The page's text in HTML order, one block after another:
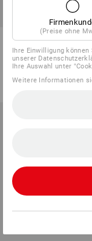
e.s. Schutzbrille Soho
1 Farbe
(m. MwSt.) ab 10 Stück
(Preise ohne
Ihre Einwilligung
unserer
Ihre Auswahl unter
Weitere Informationen